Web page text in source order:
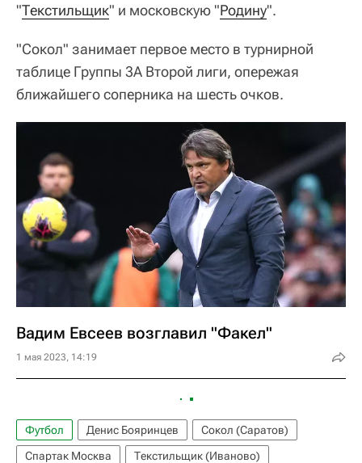
"Текстильщик" и московскую "Родину".
"Сокол" занимает первое место в турнирной
таблице Группы 3А Второй лиги, опережая
ближайшего соперника на шесть очков.
Вадим Евсеев возглавил "Факел"
1 мая 2023, 14:19
Футбол Денис Бояринцев
Сокол (Саратов)
Спартак Москва
Текстильщик (Иваново)